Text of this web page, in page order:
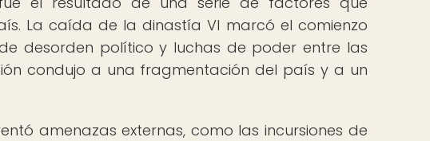
La caída de la dinastía VI marcó el comienzo
desorden político y luchas de poder entre las
condujo a una fragmentación del país y a un
amenazas externas, como las incursiones de